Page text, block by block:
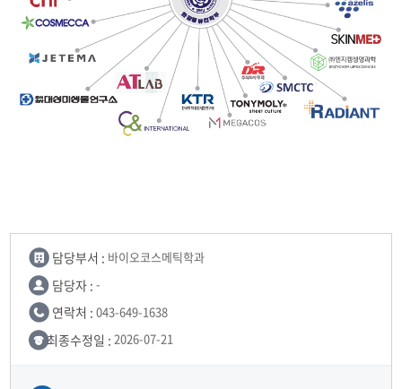
담당부서 : 바이오코스메틱학과
담당자 : -
연락처 : 043-649-1638
최종수정일 : 2026-07-21